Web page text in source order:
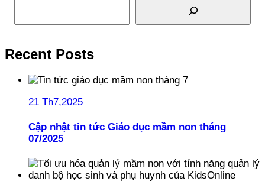
Recent Posts
21 Th7,2025
Cập nhật tin tức Giáo dục mầm non tháng
07/2025